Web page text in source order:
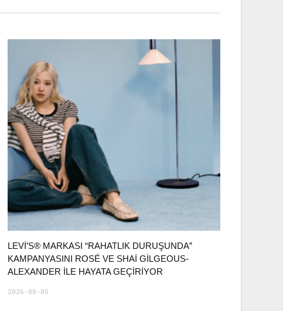
LEVI’S® MARKASI “RAHATLIK DURUŞUNDA”
KAMPANYASINI ROSÉ VE SHAI GILGEOUS-
ALEXANDER ILE HAYATA GEÇIRIYOR
2026-08-05